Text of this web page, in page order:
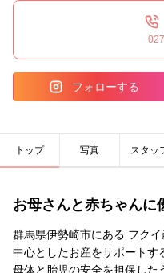
フォローする
トップ 写真 スタッ
お母さんと赤ちゃんに
群馬県伊勢崎市にある フク
中心としたお産をサポートす
母体と胎児の安全を担保した